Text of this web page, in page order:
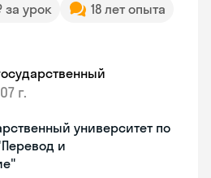
за урок
18 лет опыта
г.
университет по
и